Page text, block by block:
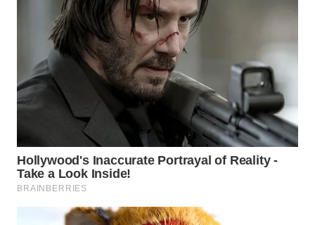
LABUHANBATU
WN
TAPANULI
TENGAH
WN DELI
WN
TEBING
TINGGI